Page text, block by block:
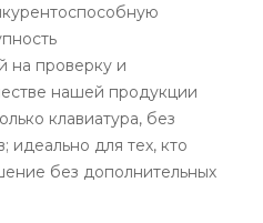
на проверку и
нашей продукции
клавиатура, без
идеально для тех, кто
без дополнительных